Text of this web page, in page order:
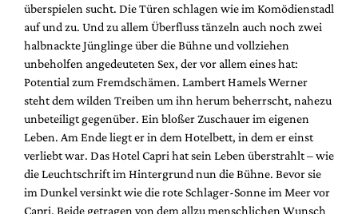
überspielen sucht. Die Türen schlagen wie im Komödienstadl
auf und zu. Und zu allem Überfluss tänzeln auch noch zwei
halbnackte Jünglinge über die Bühne und vollziehen
unbeholfen angedeuteten Sex, der vor allem eines hat:
Potential zum Fremdschämen. Lambert Hamels Werner
steht dem wilden Treiben um ihn herum beherrscht, nahezu
unbeteiligt gegenüber. Ein bloßer Zuschauer im eigenen
Leben. Am Ende liegt er in dem Hotelbett, in dem er einst
verliebt war. Das Hotel Capri hat sein Leben überstrahlt – wie
die Leuchtschrift im Hintergrund nun die Bühne. Bevor sie
im Dunkel versinkt wie die rote Schlager-Sonne im Meer vor
Capri. Beide getragen von dem allzu menschlichen Wunsch